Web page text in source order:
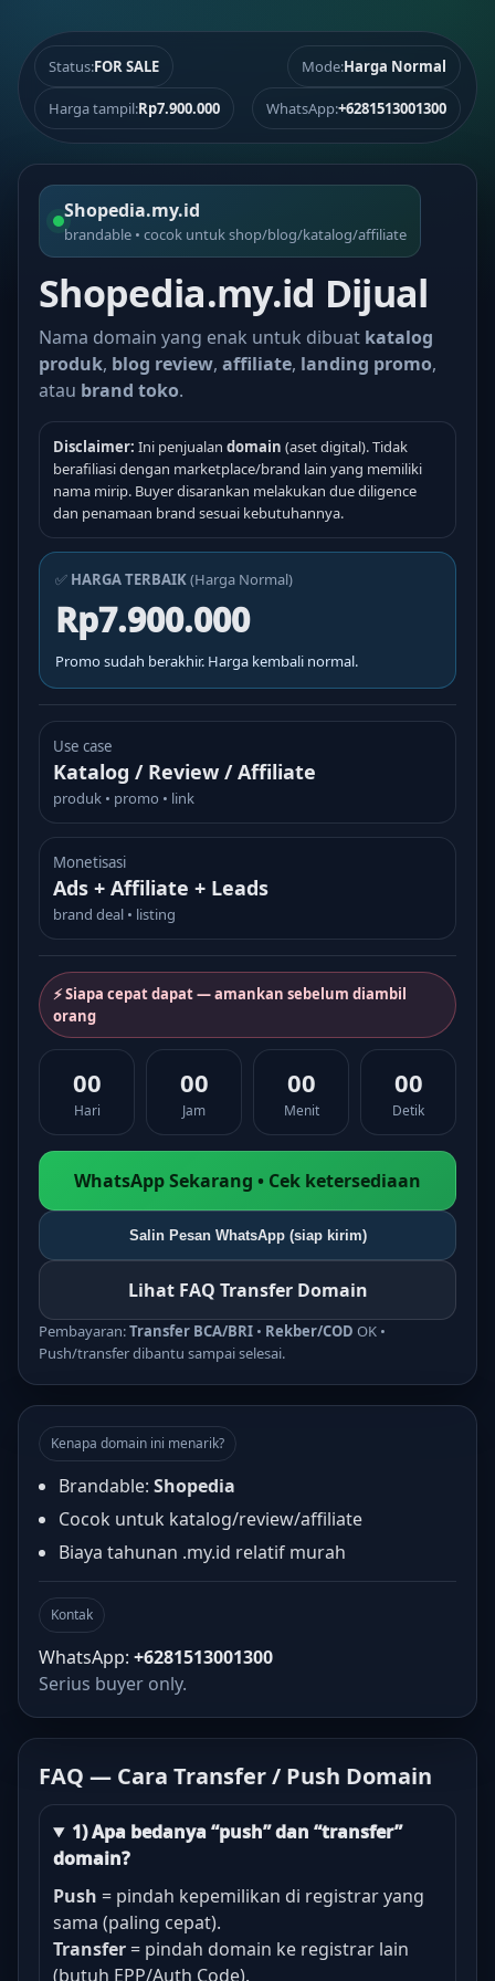
Status:FOR SALE Mode:Harga Normal
Harga tampil:Rp7.900.000 WhatsApp:+6281513001300
Shopedia.my.id
brandable • cocok untuk shop/blog/katalog/affiliate
Shopedia.my.id Dijual
Nama domain yang enak untuk dibuat katalog
produk, blog review, affiliate, landing promo,
atau brand toko.
Disclaimer: Ini penjualan domain (aset digital). Tidak
berafiliasi dengan marketplace/brand lain yang memiliki
nama mirip. Buyer disarankan melakukan due diligence
dan penamaan brand sesuai kebutuhannya.
✅ HARGA TERBAIK(Harga Normal)
Rp7.900.000
Promo sudah berakhir. Harga kembali normal.
Use case
Katalog / Review / Affiliate
produk • promo • link
Monetisasi
Ads + Affiliate + Leads
brand deal • listing
⚡ Siapa cepat dapat — amankan sebelum diambil
orang
00
Hari
00
Jam
00
Menit
00
Detik
WhatsApp Sekarang • Cek ketersediaan
Salin Pesan WhatsApp (siap kirim)
Lihat FAQ Transfer Domain
Pembayaran:Transfer BCA/BRI • Rekber/COD OK •
Push/transfer dibantu sampai selesai.
Kenapa domain ini menarik?
Brandable: Shopedia
Cocok untuk katalog/review/affiliate
Biaya tahunan .my.id relatif murah
Kontak
WhatsApp: +6281513001300
Serius buyer only.
FAQ — Cara Transfer / Push Domain
1) Apa bedanya “push” dan “transfer”
domain?
Push = pindah kepemilikan di registrar yang
sama (paling cepat).
Transfer = pindah domain ke registrar lain
(butuh EPP/Auth Code).